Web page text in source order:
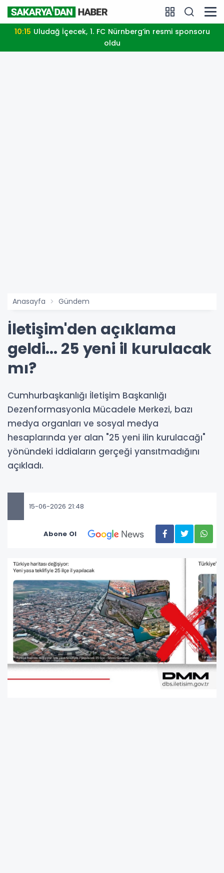
10:15
oldu
Anasayfa Gündem
İletişim'den açıklama
geldi... 25 yeni il kurulacak
mı?
Cumhurbaşkanlığı İletişim Başkanlığı
Dezenformasyonla Mücadele Merkezi, bazı
medya organları ve sosyal medya
hesaplarında yer alan "25 yeni ilin kurulacağı"
yönündeki iddiaların gerçeği yansıtmadığını
açıkladı.
15-06-2026 21:48
Abone Ol